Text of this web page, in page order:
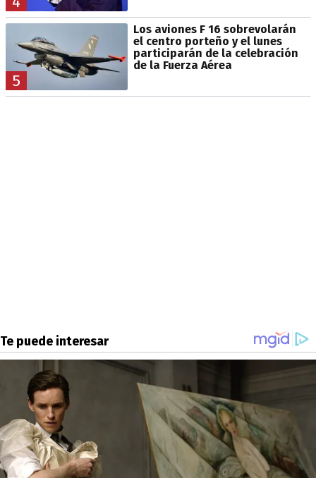
5
Los aviones F 16 sobrevolarán
el centro porteño y el lunes
participarán de la celebración
de la Fuerza Aérea